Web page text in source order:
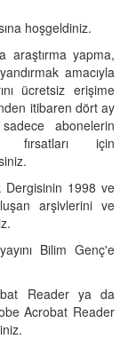
hoşgeldiniz.
araştırma yapma,
amacıyla
ücretsiz erişime
itibaren dört ay
abonelerin
fırsatları için
Dergisinin 1998 ve
arşivlerini ve
Bilim Genç'e
Reader ya da
Acrobat Reader